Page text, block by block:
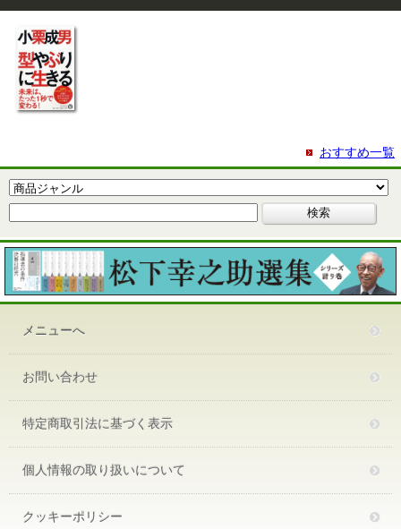
おすすめ一覧
メニューへ
お問い合わせ
特定商取引法に基づく表示
個人情報の取り扱いについて
クッキーポリシー